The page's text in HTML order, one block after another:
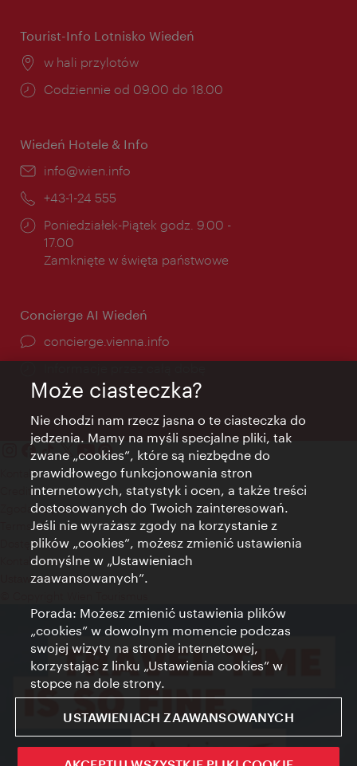
Tourist-Info Lotnisko Wiedeń
Miejsce:
w hali przylotów
Godziny
Codziennie od 09.00 do 18.00
Wiedeń Hotele & Info
E-
info@wien.info
Telefon:
+43-1-24 555
Godziny
otwarcia:
Poniedziałek-Piątek godz. 9.00 -
17.00
Zamknięte w święta państwowe
Concierge AI Wiedeń
concierge.vienna.info
Kontakt
Credits
Zgoda na przetwarzanie danych osobowych
Terms of Use
Dostępność
Kontakt prasowy
Ustawienia cookies
Może ciasteczka?
Nie chodzi nam rzecz jasna o te ciasteczka do
jedzenia. Mamy na myśli specjalne pliki, tak
zwane „cookies”, które są niezbędne do
prawidłowego funkcjonowania stron
internetowych, statystyk i ocen, a także treści
dostosowanych do Twoich zainteresowań.
Jeśli nie wyrażasz zgody na korzystanie z
plików „cookies”, możesz zmienić ustawienia
domyślne w „Ustawieniach
zaawansowanych”.
Porada: Możesz zmienić ustawienia plików
„cookies” w dowolnym momencie podczas
swojej wizyty na stronie internetowej,
korzystając z linku „Ustawienia cookies” w
stopce na dole strony.
USTAWIENIACH ZAAWANSOWANYCH